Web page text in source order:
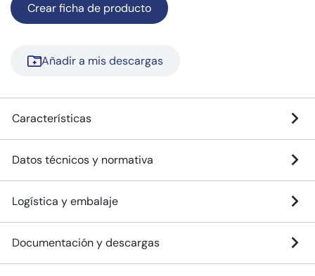
Crear ficha de producto
Añadir a mis descargas
Características
Datos técnicos y normativa
Logística y embalaje
Documentación y descargas